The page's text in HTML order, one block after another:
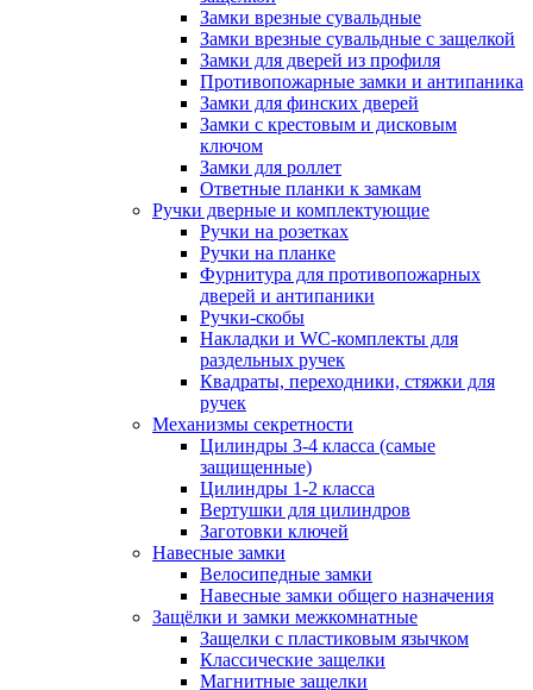
Замки врезные сувальдные
Замки врезные сувальдные с защелкой
Замки для дверей из профиля
Противопожарные замки и антипаника
Замки для финских дверей
Замки с крестовым и дисковым
ключом
Замки для роллет
Ответные планки к замкам
Ручки дверные и комплектующие
Ручки на розетках
Ручки на планке
Фурнитура для противопожарных
дверей и антипаники
Ручки-скобы
Накладки и WC-комплекты для
раздельных ручек
Квадраты, переходники, стяжки для
ручек
Механизмы секретности
Цилиндры 3-4 класса (самые
защищенные)
Цилиндры 1-2 класса
Вертушки для цилиндров
Заготовки ключей
Навесные замки
Велосипедные замки
Навесные замки общего назначения
Защёлки и замки межкомнатные
Защелки с пластиковым язычком
Классические защелки
Магнитные защелки